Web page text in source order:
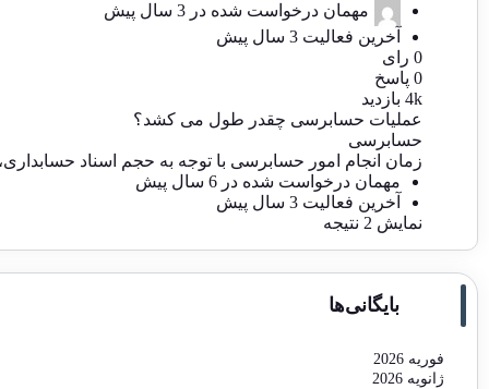
مهمان درخواست شده در 3 سال پیش
آخرین فعالیت 3 سال پیش
0رای
0پاسخ
4kبازدید
عملیات حسابرسی چقدر طول می کشد؟
حسابرسی
زمان انجام امور حسابرسی با توجه به حجم اسناد
مهمان درخواست شده در 6 سال پیش
آخرین فعالیت 3 سال پیش
نمایش 2 نتیجه
بایگانی‌ها
فوریه 2026
ژانویه 2026